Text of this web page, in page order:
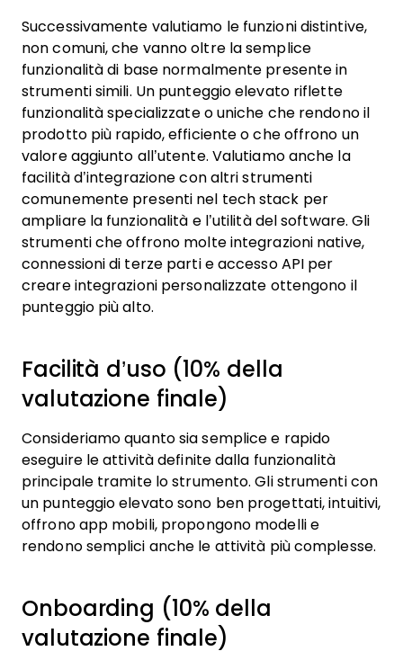
Successivamente valutiamo le funzioni distintive,
non comuni, che vanno oltre la semplice
funzionalità di base normalmente presente in
strumenti simili. Un punteggio elevato riflette
funzionalità specializzate o uniche che rendono il
prodotto più rapido, efficiente o che offrono un
valore aggiunto all’utente. Valutiamo anche la
facilità d’integrazione con altri strumenti
comunemente presenti nel tech stack per
ampliare la funzionalità e l’utilità del software. Gli
strumenti che offrono molte integrazioni native,
connessioni di terze parti e accesso API per
creare integrazioni personalizzate ottengono il
punteggio più alto.
Facilità d’uso (10% della
valutazione finale)
Consideriamo quanto sia semplice e rapido
eseguire le attività definite dalla funzionalità
principale tramite lo strumento. Gli strumenti con
un punteggio elevato sono ben progettati, intuitivi,
offrono app mobili, propongono modelli e
rendono semplici anche le attività più complesse.
Onboarding (10% della
valutazione finale)